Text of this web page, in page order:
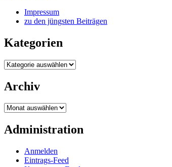
Impressum
zu den jüngsten Beiträgen
Kategorien
Kategorien
Archiv
Archiv
Administration
Anmelden
Eintrags-Feed